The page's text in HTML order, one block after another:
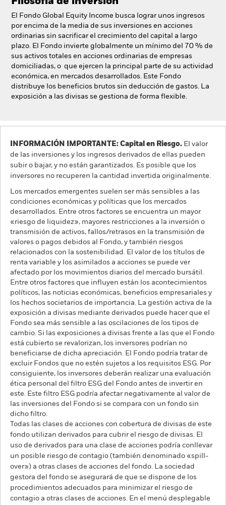
El Fondo Global Equity Income busca lograr unos ingresos
por encima de la media de sus inversiones en acciones
ordinarias sin sacrificar el crecimiento del capital a largo
plazo. El Fondo invierte globalmente un mínimo del 70 % de
sus activos totales en acciones ordinarias de empresas
domiciliadas, o que ejercen la principal parte de su actividad
económica, en mercados desarrollados. Este Fondo
distribuye los beneficios brutos sin deducción de gastos. La
exposición a las divisas se gestiona de forma flexible.
INFORMACIÓN IMPORTANTE: Capital en Riesgo. El valor
de las inversiones y los ingresos derivados de ellas pueden
subir o bajar, y no están garantizados. Es posible que los
inversores no recuperen la cantidad invertida originalmente.
Los mercados emergentes suelen ser más sensibles a las
condiciones económicas y políticas que los mercados
desarrollados. Entre otros factores se encuentra un mayor
«riesgo de liquidez», mayores restricciones a la inversión o
transmisión de activos, fallos/retrasos en la transmisión de
valores o pagos debidos al Fondo, y también riesgos
relacionados con la sostenibilidad. El valor de los títulos de
renta variable y los asimilados a acciones se puede ver
afectado por los movimientos diarios del mercado bursátil.
Entre otros factores que influyen están los acontecimientos
políticos, las noticias económicas, beneficios empresariales y
los hechos societarios de importancia. La gestión activa de la
exposición a divisas mediante derivados puede hacer que el
Fondo sea más sensible a las oscilaciones de los tipos de
cambio. Si las exposiciones a divisas frente a las que el Fondo
está cubierto se revalorizan, los inversores podrían no
beneficiarse de dicha apreciación. El Fondo podría tratar de
excluir Fondos que no estén sujetos a los requisitos ESG. Por
consiguiente, los inversores deberán realizar una evaluación
ética personal del filtro ESG del Fondo antes de invertir en
este. Este filtro ESG podría afectar negativamente al valor de
las inversiones del Fondo si se compara con un fondo sin
dicho filtro.
Todas las clases de acciones con cobertura de divisas de este
fondo utilizan derivados para cubrir el riesgo de divisas. El
uso de derivados para una clase de acciones podría conllevar
un posible riesgo de contagio (también denominado «spill-
over») a otras clases de acciones del fondo. La sociedad
gestora del fondo se asegurará de que se dispone de los
procedimientos adecuados para minimizar el riesgo de
contagio a otras clases de acciones. En el menú desplegable